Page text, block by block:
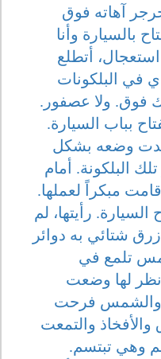
آهاته فوق
بالسيارة وأنا
أتطلع
في البلكونات
فوق. ولا عصفور.
بباب السيارة.
وضعه بشكل
البلكونة. أمام
مبكراً لعملها.
رأيتها، لم
شتائي به دوائر
تلمع في
لها وضعت
والشمس فرحت
والتمعت
وهي تبتسم.